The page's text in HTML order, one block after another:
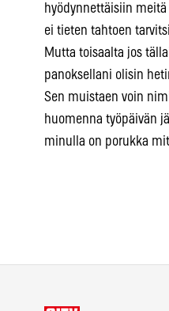
hyödynnettäisiin
ei tieten tahtoen
Mutta toisaalta jos
panoksellani olisin
Sen muistaen voin
huomenna työpäivän
minulla on porukka